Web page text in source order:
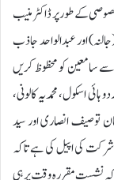
کے طور پر ڈاکٹر منیب
اور عبدالواحد جاذب
سامعین کو محظوظ کریں
کو شام 4 بجے ’راج اردو ہائی اسکول، محمدیہ کالونی،
توصیف انصاری اور سید
کی اپیل کی ہے تاکہ
کہ نشست مقررہ وقت پر ہی